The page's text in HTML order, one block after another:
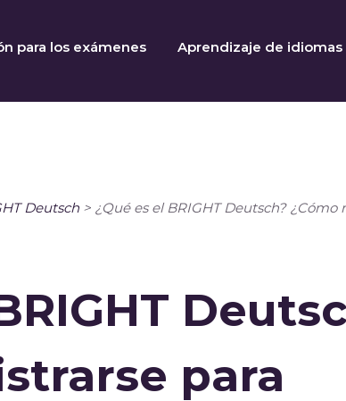
para los exámenes Aprendizaje de idiomas
Deutsch > ¿Qué es el BRIGHT Deutsch? ¿Cómo
para